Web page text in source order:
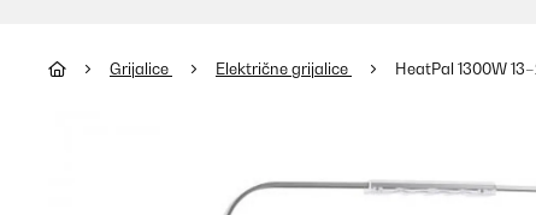
Grijalice Električne grijalice HeatPal 1300W